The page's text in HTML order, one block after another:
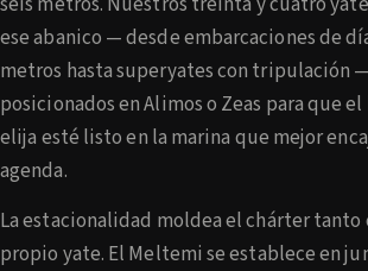
ese abanico — desde embarcaciones de
metros hasta superyates con tripulación
posicionados en Alimos o Zeas para que
elija esté listo en la marina que mejor
agenda.
La estacionalidad moldea el chárter tanto
propio yate. El Meltemi se establece en